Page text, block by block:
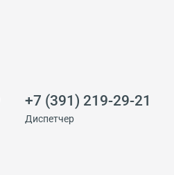
+7 (391) 219-29-21
Диспетчер